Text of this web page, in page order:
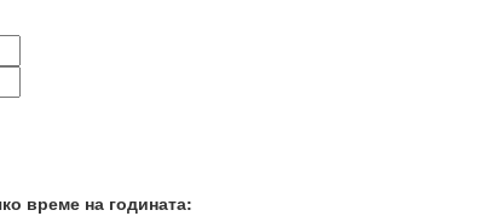
време на годината: